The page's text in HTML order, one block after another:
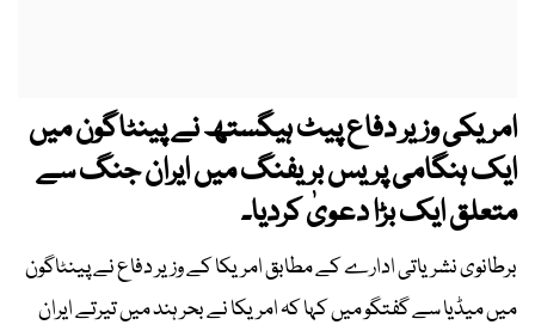
امریکی وزیر دفاع پیٹ ہیگستھ نے پینٹاگون میں
ایک ہنگامی پریس بریفنگ میں ایران جنگ سے
متعلق ایک بڑا دعویٰ کردیا۔
برطانوی نشریاتی ادارے کے مطابق امریکا کے وزیر دفاع نے پینٹاگون
میں میڈیا سے گفتگو میں کہا کہ امریکا نے بحر ہند میں تیرتے ایران